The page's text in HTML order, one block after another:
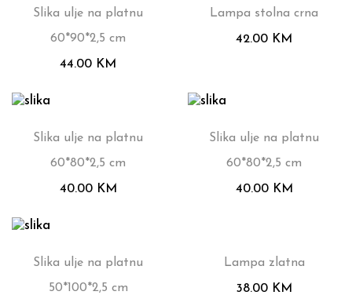
Slika ulje na platnu
60*90*2,5 cm
44.00 KM
Lampa stolna crna
42.00 KM
Slika ulje na platnu
60*80*2,5 cm
40.00 KM
Slika ulje na platnu
60*80*2,5 cm
40.00 KM
Slika ulje na platnu
50*100*2,5 cm
Lampa zlatna
38.00 KM